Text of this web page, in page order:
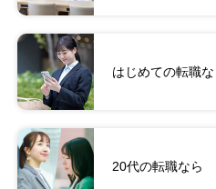
はじめての転職な
20代の転職なら